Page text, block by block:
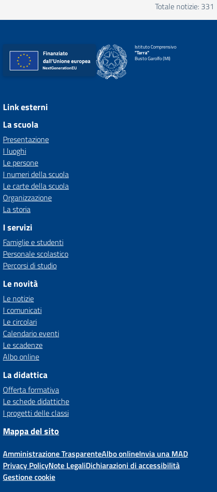
Totale notizie: 331
Istituto Comprensivo
"Tarra"
Busto Garolfo (MI)
Link esterni
La scuola
Presentazione
I luoghi
Le persone
I numeri della scuola
Le carte della scuola
Organizzazione
La storia
I servizi
Famiglie e studenti
Personale scolastico
Percorsi di studio
Le novità
Le notizie
I comunicati
Le circolari
Calendario eventi
Le scadenze
Albo online
La didattica
Offerta formativa
Le schede didattiche
I progetti delle classi
Mappa del sito
Amministrazione TrasparenteAlbo onlineInvia una MAD
Privacy PolicyNote LegaliDichiarazioni di accessibilità
Gestione cookie